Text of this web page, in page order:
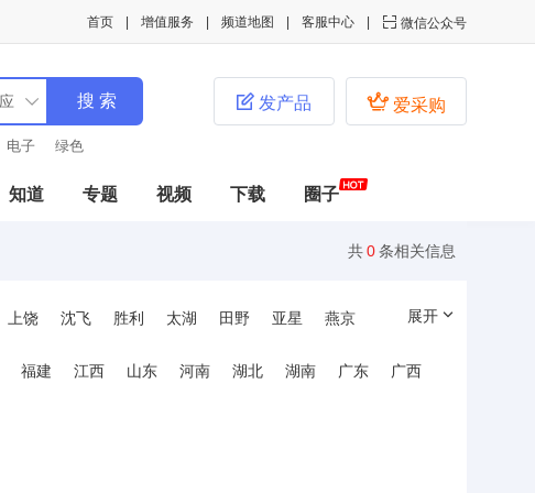
 微信公众号
客服中心
频道地图
增值服务
首页
电子 绿色
 爱采购
 发产品
知道 专题 视频 下载 圈子
共0条相关信息
上饶 沈飞 胜利 太湖 田野 亚星
燕京
展开
福建 江西 山东 河南 湖北 湖南 广东
广西